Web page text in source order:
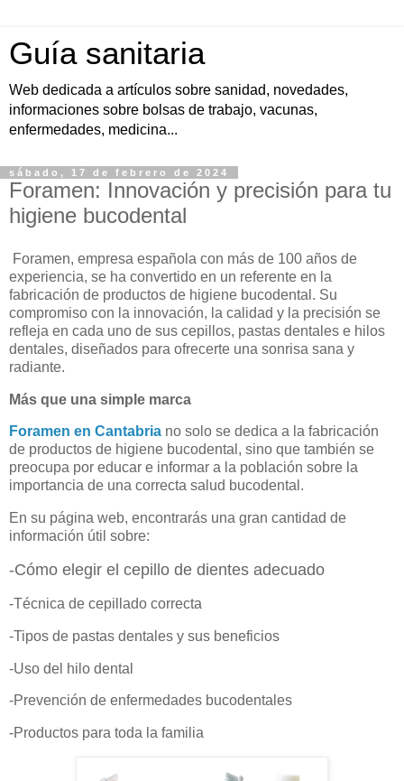
Guía sanitaria
Web dedicada a artículos sobre sanidad, novedades,
informaciones sobre bolsas de trabajo, vacunas,
enfermedades, medicina...
sábado, 17 de febrero de 2024
Foramen: Innovación y precisión para tu
higiene bucodental
Foramen, empresa española con más de 100 años de
experiencia, se ha convertido en un referente en la
fabricación de productos de higiene bucodental. Su
compromiso con la innovación, la calidad y la precisión se
refleja en cada uno de sus cepillos, pastas dentales e hilos
dentales, diseñados para ofrecerte una sonrisa sana y
radiante.
Más que una simple marca
Foramen en Cantabria no solo se dedica a la fabricación
de productos de higiene bucodental, sino que también se
preocupa por educar e informar a la población sobre la
importancia de una correcta salud bucodental.
En su página web, encontrarás una gran cantidad de
información útil sobre:
-Cómo elegir el cepillo de dientes adecuado
-Técnica de cepillado correcta
-Tipos de pastas dentales y sus beneficios
-Uso del hilo dental
-Prevención de enfermedades bucodentales
-Productos para toda la familia